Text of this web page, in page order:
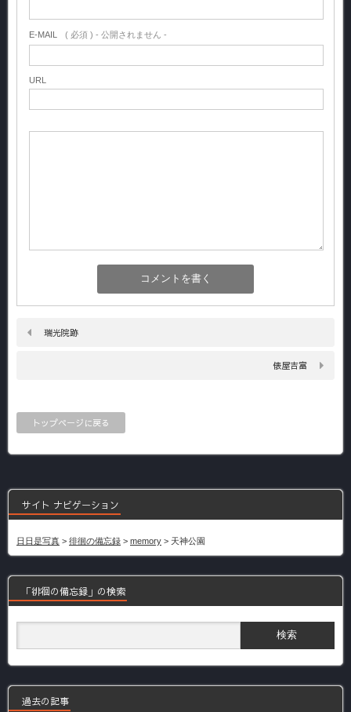
E-MAIL ( 必須 ) - 公開されません -
URL
瑞光院跡
俵屋吉富
トップページに戻る
サイト ナビゲーション
日日是写真 > 徘徊の備忘録 > memory > 天神公園
「徘徊の備忘録」の検索
過去の記事